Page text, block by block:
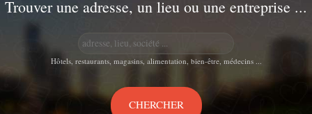
Trouver une adresse, un lieu ou une entreprise ...
Hôtels, restaurants, magasins, alimentation, bien-être, médecins ...